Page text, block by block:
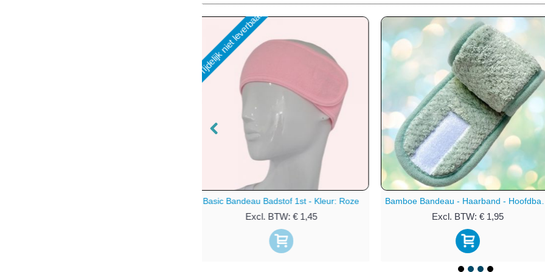
Tijdelijk niet leverbaar
Excl. BTW: € 1,95 Excl. BTW: € 17,95